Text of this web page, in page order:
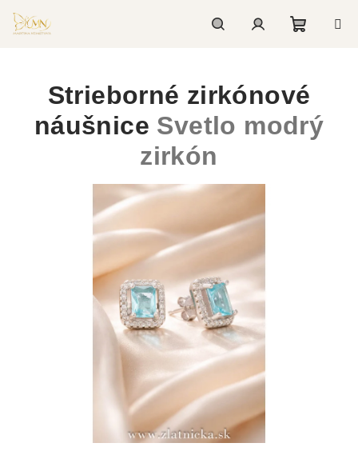
Prejsť
na
košík
Strieborné zirkónové
náušnice Svetlo modrý
zirkón